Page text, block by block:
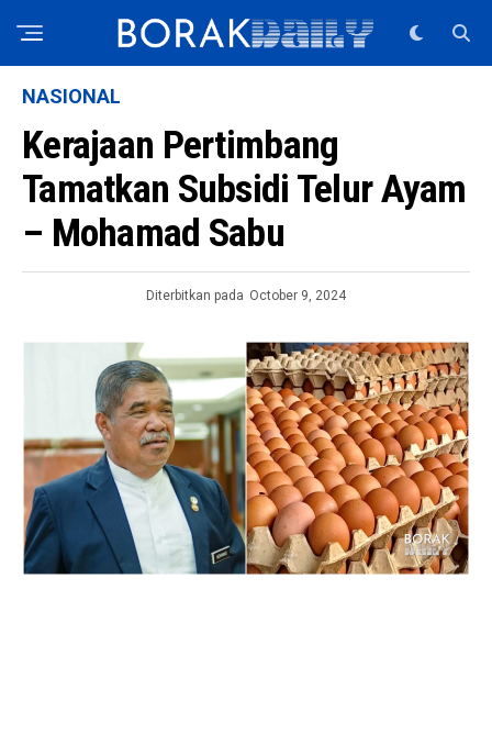
NASIONAL
Kerajaan Pertimbang
Tamatkan Subsidi Telur Ayam
– Mohamad Sabu
Diterbitkan pada October 9, 2024